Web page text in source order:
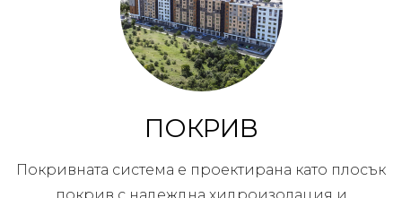
ПОКРИВ
Покривната система е проектирана като плосък